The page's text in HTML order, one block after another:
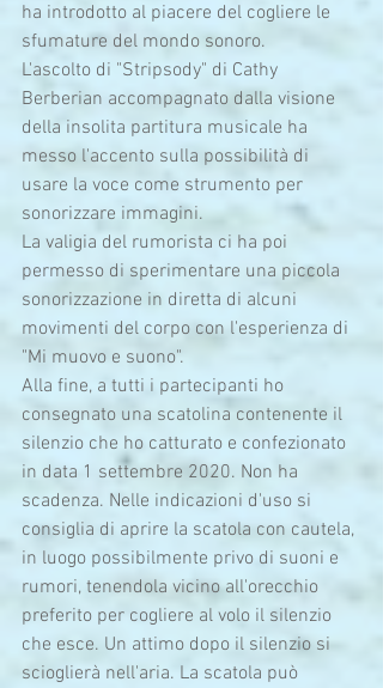
ha introdotto al piacere del cogliere le
sfumature del mondo sonoro.
L'ascolto di "Stripsody" di Cathy
Berberian accompagnato dalla visione
della insolita partitura musicale ha
messo l'accento sulla possibilità di
usare la voce come strumento per
sonorizzare immagini.
La valigia del rumorista ci ha poi
permesso di sperimentare una piccola
sonorizzazione in diretta di alcuni
movimenti del corpo con l'esperienza di
"Mi muovo e suono".
Alla fine, a tutti i partecipanti ho
consegnato una scatolina contenente il
silenzio che ho catturato e confezionato
in data 1 settembre 2020. Non ha
scadenza. Nelle indicazioni d'uso si
consiglia di aprire la scatola con cautela,
in luogo possibilmente privo di suoni e
rumori, tenendola vicino all'orecchio
preferito per cogliere al volo il silenzio
che esce. Un attimo dopo il silenzio si
scioglierà nell'aria. La scatola può